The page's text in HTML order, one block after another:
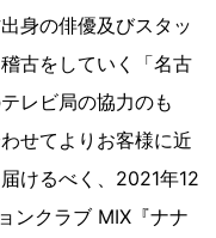
身の俳優及びスタッ
古をしていく「名古
レビ局の協力のも
せてよりお客様に近
けるべく、2021年12
ンクラブ MIX『ナナ